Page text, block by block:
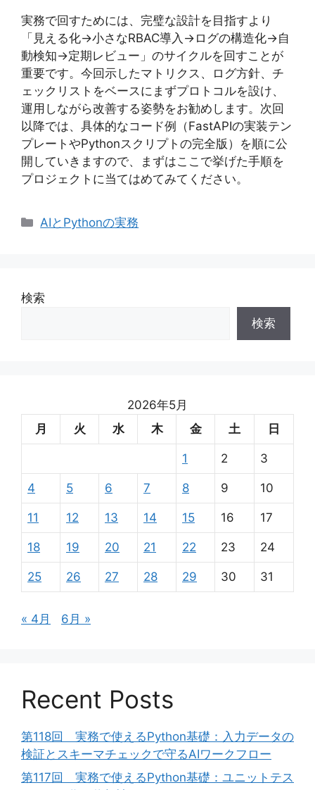
実務で回すためには、完璧な設計を目指すより
「見える化→小さなRBAC導入→ログの構造化→自
動検知→定期レビュー」のサイクルを回すことが
重要です。今回示したマトリクス、ログ方針、チ
ェックリストをベースにまずプロトコルを設け、
運用しながら改善する姿勢をお勧めします。次回
以降では、具体的なコード例（FastAPIの実装テン
プレートやPythonスクリプトの完全版）を順に公
開していきますので、まずはここで挙げた手順を
プロジェクトに当てはめてみてください。
カ
ー
AIとPythonの実務
検索
検索
2026年5月
月
火 水 木 金 土 日
1 2 3
4 5 6 7 8 9 10
11 12 13 14 15 16 17
18 19 20 21 22 23 24
25 26 27 28 29 30 31
« 4月 6月 »
Recent Posts
第118回 実務で使えるPython基礎：入力データの
検証とスキーマチェックで守るAIワークフロー
第117回 実務で使えるPython基礎：ユニットテス